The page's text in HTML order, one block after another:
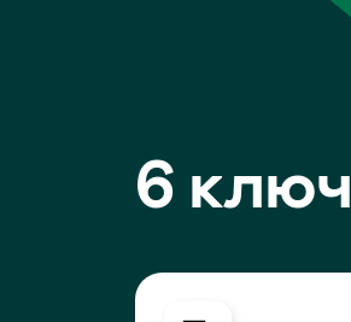
учет остатков